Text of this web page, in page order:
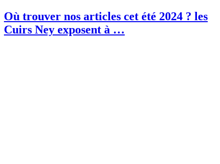
Où trouver nos articles cet été 2024 ? les
Cuirs Ney exposent à …